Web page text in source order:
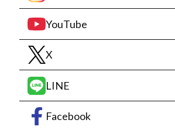
YouTube
X
LINE
Facebook